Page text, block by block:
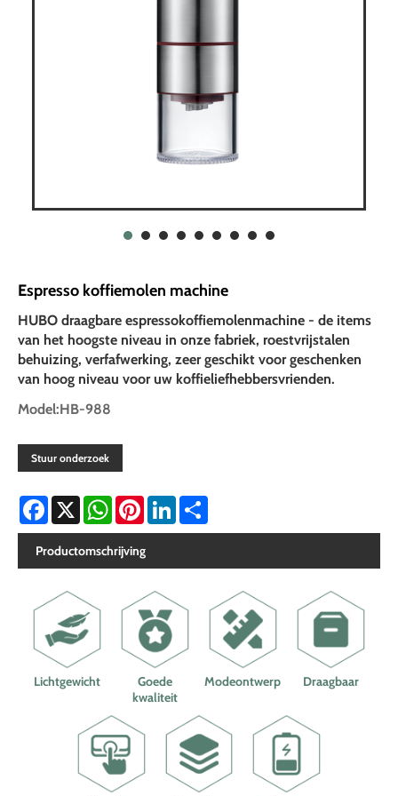
Espresso koffiemolen machine
HUBO draagbare espressokoffiemolenmachine - de items
van het hoogste niveau in onze fabriek, roestvrijstalen
behuizing, verfafwerking, zeer geschikt voor geschenken
van hoog niveau voor uw koffieliefhebbersvrienden.
Model:HB-988
Stuur onderzoek
Facebook
X WhatsAppPinterestLinkedIn
Productomschrijving
Lichtgewicht
Goede
kwaliteit
Modeontwerp Draagbaar